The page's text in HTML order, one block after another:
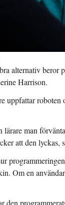
alternativ beror
Harrison.
uppfattar
man
att den lyckas,
Om en